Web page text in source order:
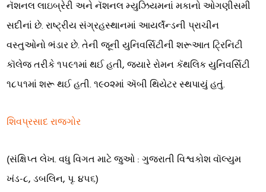
નૅશનલ લાઇબ્રેરી અને નૅશનલ મ્યુઝિયમનાં મકાનો ઓગણીસમી
સદીનાં છે. રાષ્ટ્રીય સંગ્રહસ્થાનમાં આયર્લૅન્ડની પ્રાચીન
વસ્તુઓનો ભંડાર છે. તેની જૂની યુનિવર્સિટીની શરૂઆત ટ્રિનિટી
કૉલેજ તરીકે ૧૫૯૧માં થઈ હતી, જ્યારે રોમન કૅથલિક યુનિવર્સિટી
૧૮૫૧માં શરૂ થઈ હતી. ૧૯૦૨માં ઍબી થિયેટર સ્થપાયું હતું.
શિવપ્રસાદ રાજગોર
(સંક્ષિપ્ત લેખ. વધુ વિગત માટે જુઓ : ગુજરાતી વિશ્વકોશ વૉલ્યુમ
ખંડ-૮, ડબલિન, પૃ. ૪૫૬)